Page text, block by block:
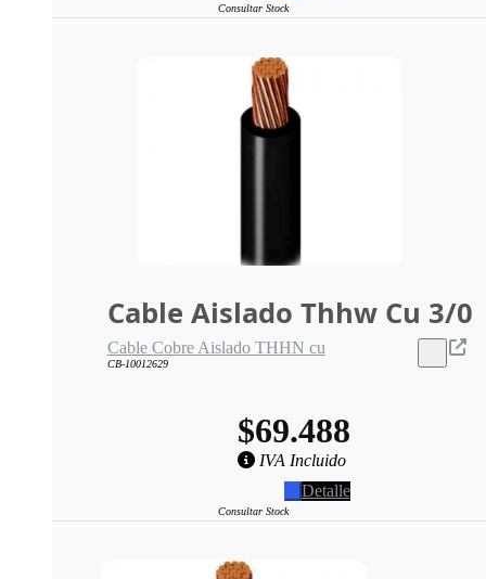
Consultar Stock
Cable Aislado Thhw Cu 3/0
Cable Cobre Aislado THHN cu
CB-10012629
$69.488
IVA Incluido
Detalle
Consultar Stock